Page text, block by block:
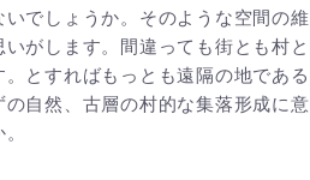
でしょうか。そのような空間の維
がします。間違っても街とも村と
とすればもっとも遠隔の地である
自然、古層の村的な集落形成に意